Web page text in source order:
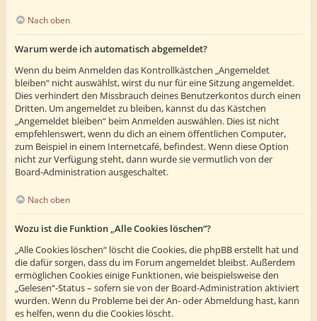
Nach oben
Warum werde ich automatisch abgemeldet?
Wenn du beim Anmelden das Kontrollkästchen „Angemeldet
bleiben“ nicht auswählst, wirst du nur für eine Sitzung angemeldet.
Dies verhindert den Missbrauch deines Benutzerkontos durch einen
Dritten. Um angemeldet zu bleiben, kannst du das Kästchen
„Angemeldet bleiben“ beim Anmelden auswählen. Dies ist nicht
empfehlenswert, wenn du dich an einem öffentlichen Computer,
zum Beispiel in einem Internetcafé, befindest. Wenn diese Option
nicht zur Verfügung steht, dann wurde sie vermutlich von der
Board-Administration ausgeschaltet.
Nach oben
Wozu ist die Funktion „Alle Cookies löschen“?
„Alle Cookies löschen“ löscht die Cookies, die phpBB erstellt hat und
die dafür sorgen, dass du im Forum angemeldet bleibst. Außerdem
ermöglichen Cookies einige Funktionen, wie beispielsweise den
„Gelesen“-Status – sofern sie von der Board-Administration aktiviert
wurden. Wenn du Probleme bei der An- oder Abmeldung hast, kann
es helfen, wenn du die Cookies löscht.